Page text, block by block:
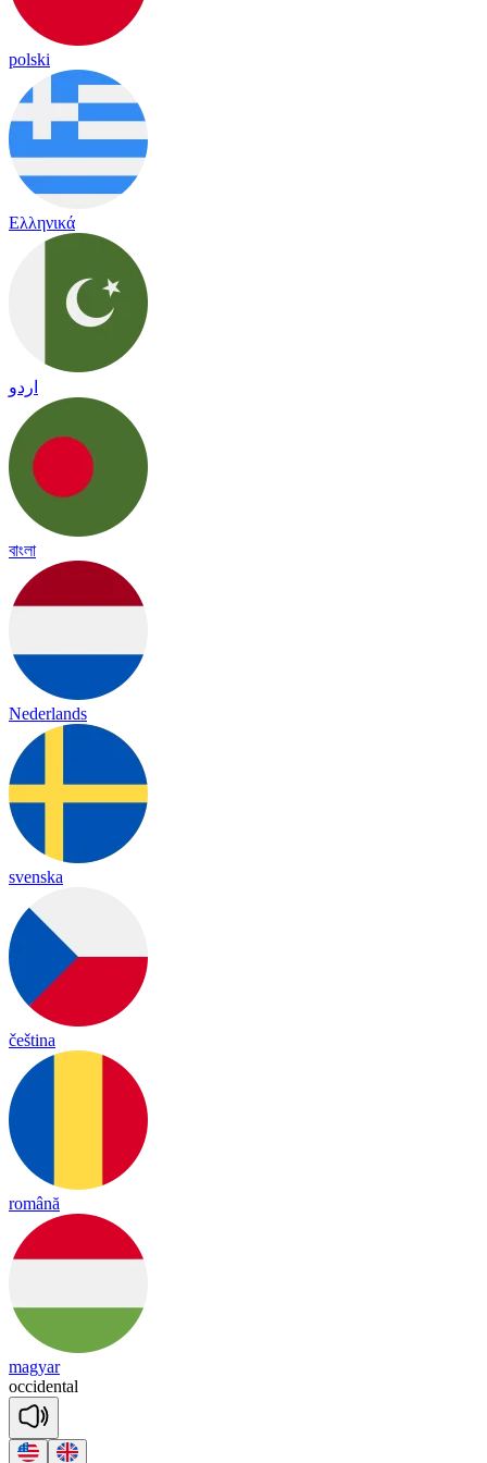
polski
Ελληνικά
اردو
বাংলা
Nederlands
svenska
čeština
română
magyar
occidental